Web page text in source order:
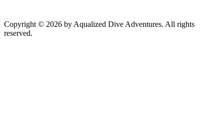
Copyright © 2026 by Aqualized Dive Adventures. All rights
reserved.